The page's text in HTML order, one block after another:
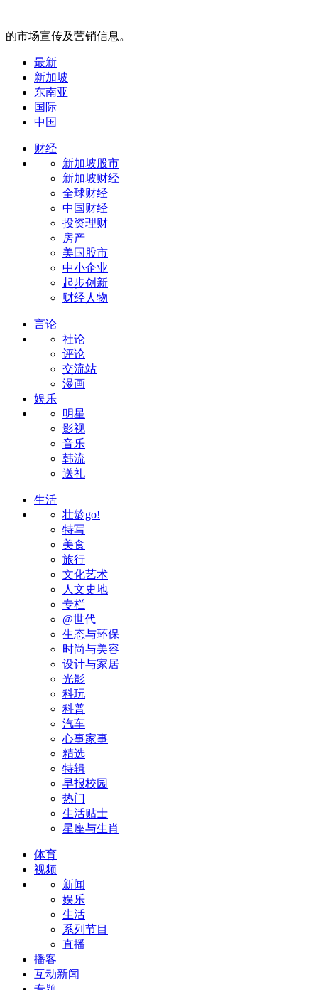
的市场宣传及营销信息。
最新
新加坡
东南亚
国际
中国
财经
新加坡股市
新加坡财经
全球财经
中国财经
投资理财
房产
美国股市
中小企业
起步创新
财经人物
言论
社论
评论
交流站
漫画
娱乐
明星
影视
音乐
韩流
送礼
生活
壮龄go!
特写
美食
旅行
文化艺术
人文史地
专栏
@世代
生态与环保
时尚与美容
设计与家居
光影
科玩
科普
汽车
心事家事
精选
特辑
早报校园
热门
生活贴士
星座与生肖
体育
视频
新闻
娱乐
生活
系列节目
直播
播客
互动新闻